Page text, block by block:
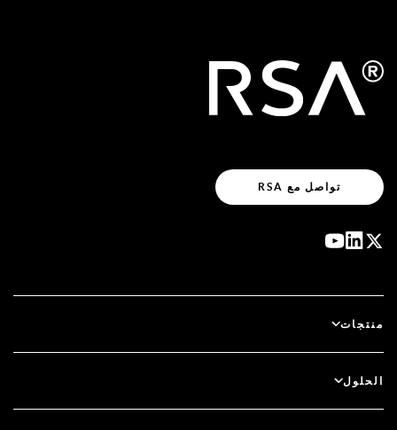
تواصل مع RSA
منتجات
سكيور آي دي (SecurID)
الحلول